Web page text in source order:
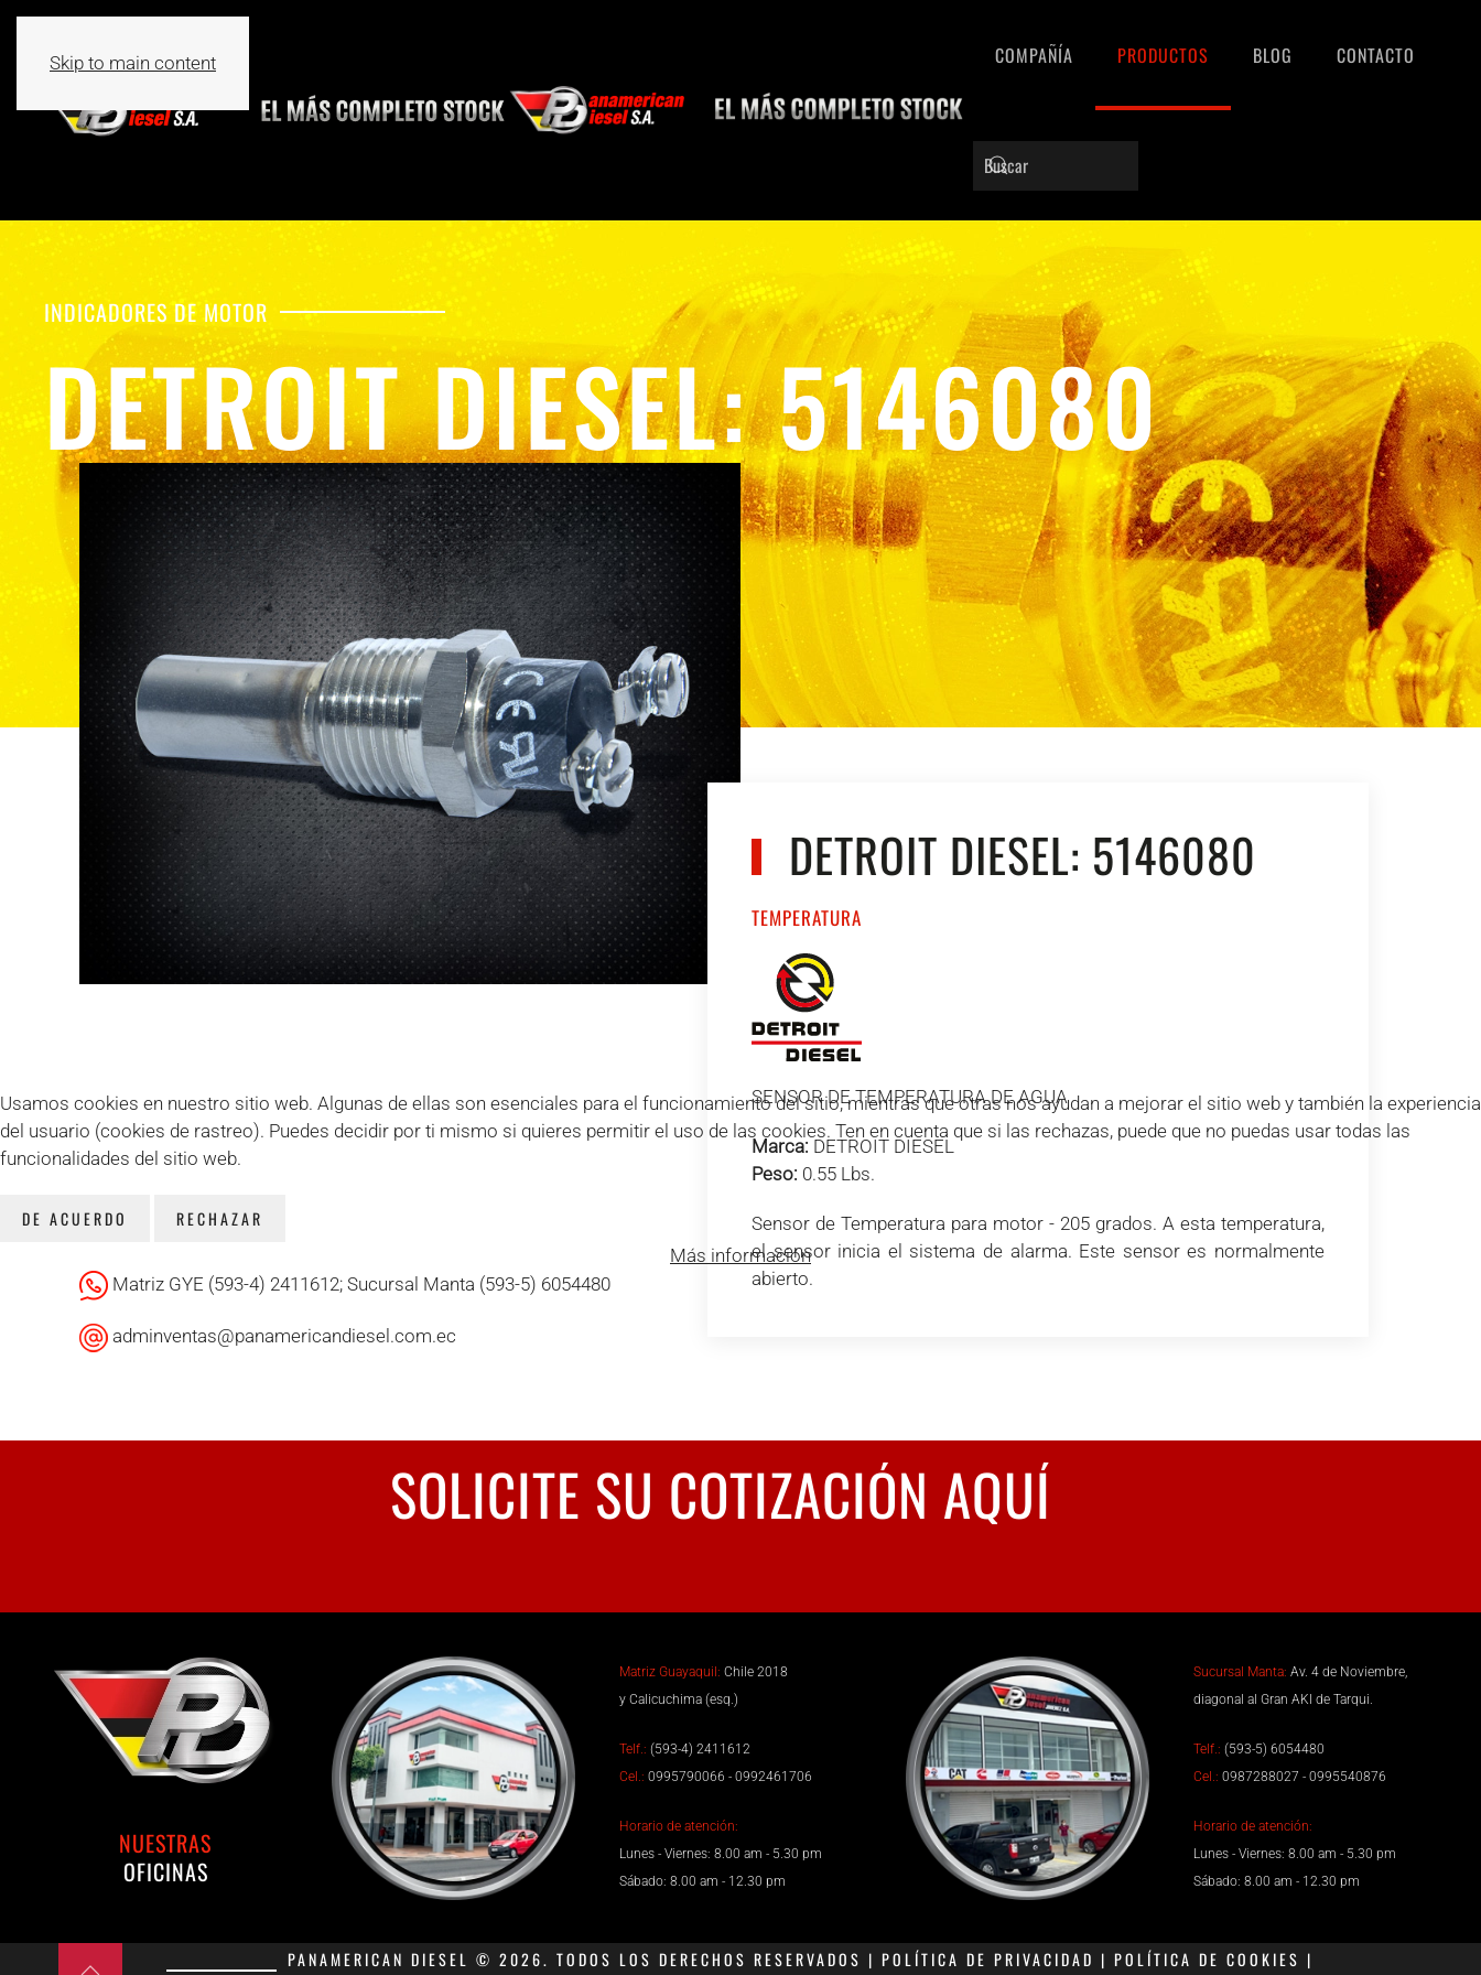
Skip to main content COMPAÑÍA PRODUCTOS BLOG CONTACTO
INDICADORES DE MOTOR
DETROIT DIESEL: 5146080
Matriz GYE (593-4) 2411612; Sucursal Manta (593-5) 6054480
adminventas@panamericandiesel.com.ec
DETROIT DIESEL: 5146080
TEMPERATURA
SENSOR DE TEMPERATURA DE AGUA
Marca: DETROIT DIESEL
Peso: 0.55 Lbs.
Sensor de Temperatura para motor - 205 grados. A esta temperatura,
el sensor inicia el sistema de alarma. Este sensor es normalmente
abierto.
SOLICITE SU COTIZACIÓN AQUÍ
NUESTRAS
OFICINAS
Matriz Guayaquil: Chile 2018
y Calicuchima (esq.)
Telf.: (593-4) 2411612
Cel.: 0995790066 - 0992461706
Horario de atención:
Lunes - Viernes: 8.00 am - 5.30 pm
Sábado: 8.00 am - 12.30 pm
Sucursal Manta: Av. 4 de Noviembre,
diagonal al Gran AKI de Tarqui.
Telf.: (593-5) 6054480
Cel.: 0987288027 - 0995540876
Horario de atención:
Lunes - Viernes: 8.00 am - 5.30 pm
Sábado: 8.00 am - 12.30 pm
PANAMERICAN DIESEL © 2026. TODOS LOS DERECHOS RESERVADOS | POLÍTICA DE PRIVACIDAD | POLÍTICA DE COOKIES |
Usamos cookies en nuestro sitio web. Algunas de ellas son esenciales para el funcionamiento del sitio, mientras que otras nos ayudan a mejorar el sitio web y también la experiencia
del usuario (cookies de rastreo). Puedes decidir por ti mismo si quieres permitir el uso de las cookies. Ten en cuenta que si las rechazas, puede que no puedas usar todas las
funcionalidades del sitio web.
DE ACUERDO RECHAZAR
Más información